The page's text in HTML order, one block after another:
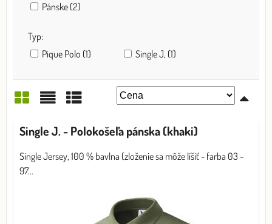
Pánske (2)
Typ:
Pique Polo (1)
Single J, (1)
Mriežka
Single J. - Polokošeľa pánska (khaki)
Single Jersey, 100 % bavlna (zloženie sa môže líšiť - farba 03 -
97...